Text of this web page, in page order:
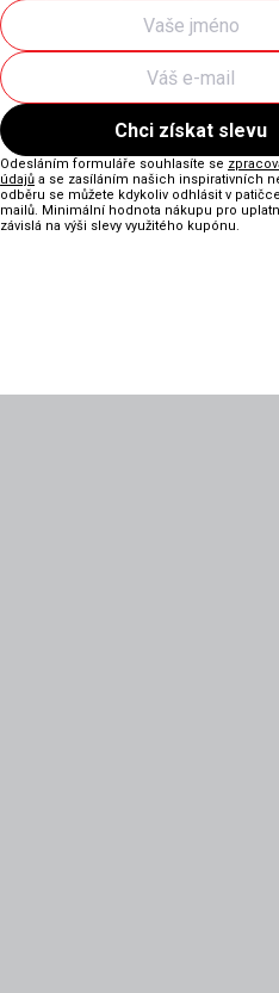
Chci získat slevu
Odesláním formuláře souhlasíte se
údajů a se zasíláním našich inspirativních
odběru se můžete kdykoliv odhlásit v
mailů. Minimální hodnota nákupu pro
závislá na výši slevy využitého kupónu.